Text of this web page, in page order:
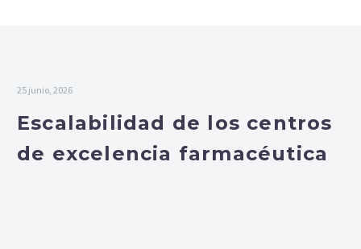
25 junio, 2026
Escalabilidad de los centros
de excelencia farmacéutica